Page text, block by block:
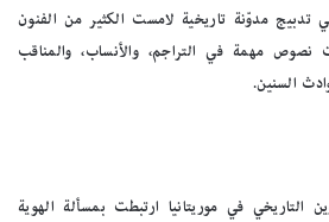
ما أسهم في تدبيج مدوّنة تاريخية لامست الكثير من الفنون
نصوص مهمة في التراجم، والأنساب، والمناقب
السنين.
التاريخي في موريتانيا ارتبطت بمسألة الهوية